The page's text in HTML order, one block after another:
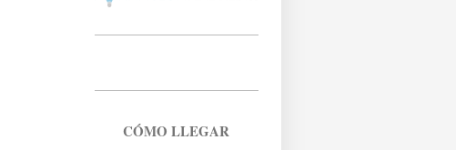
CÓMO LLEGAR